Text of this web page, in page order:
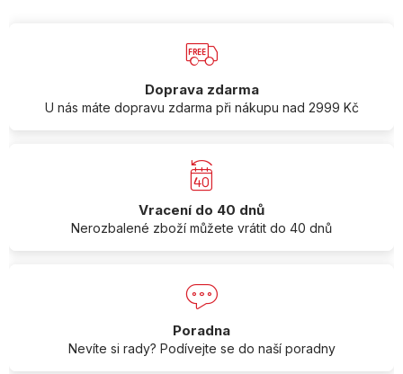
Doprava zdarma
U nás máte dopravu zdarma při nákupu nad 2999 Kč
Vracení do 40 dnů
Nerozbalené zboží můžete vrátit do 40 dnů
Poradna
Nevíte si rady? Podívejte se do naší poradny